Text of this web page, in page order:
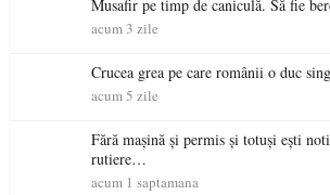
Musafir pe timp de caniculă. Să fie
acum 3 zile
Crucea grea pe care
acum 5 zile
Fără mașină și permis și totuși ești
rutiere…
acum 1 saptamana